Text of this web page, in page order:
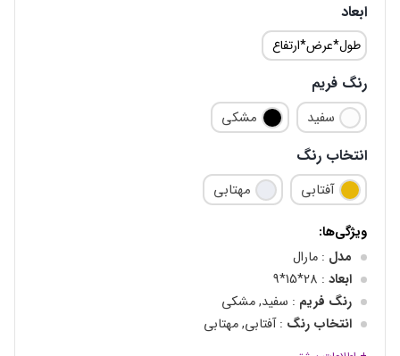
ابعاد
طول*عرض*ارتفاع
رنگ فریم
سفید مشکی
انتخاب رنگ
آفتابی مهتابی
ویژگی‌ها:
مدل : مارال
ابعاد : 28*15*9
رنگ فریم : سفید, مشکی
انتخاب رنگ : آفتابی, مهتابی